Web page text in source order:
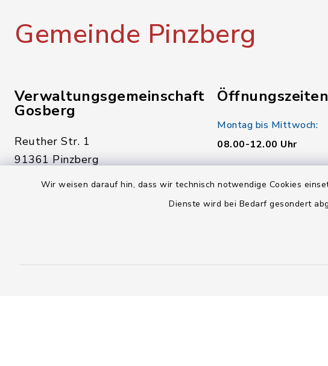
Wir weisen darauf hin, dass wir technisch notwendige Cookies
Dienste wird bei Bedarf gesondert
Gemeinde Pinzberg
Verwaltungsgemeinschaft
Gosberg
Reuther Str. 1
91361 Pinzberg
09191 7950-0
facebookinstagramyoutube
X
Öffnungszeiten
Montag bis Mittwoch:
08.00-12.00 Uhr
14.00-18.00 Uhr